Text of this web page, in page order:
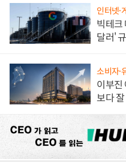
인터넷·
빅테크
달러'
소비자·
이부진
보다 잘